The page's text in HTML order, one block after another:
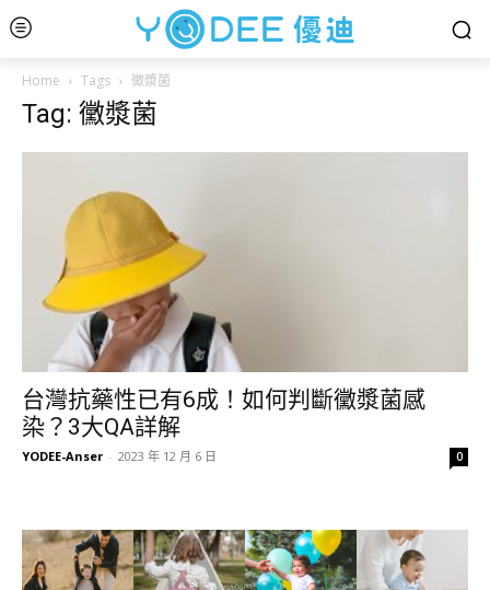
Home Tags 黴漿菌
Tag: 黴漿菌
台灣抗藥性已有6成！如何判斷黴漿菌感
染？3大QA詳解
YODEE-Anser - 2023 年 12 月 6 日 0